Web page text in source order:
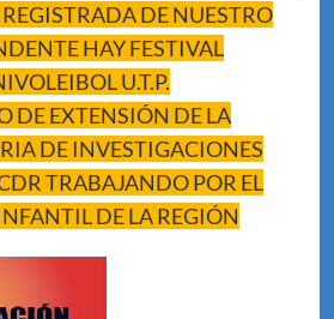
DE NUESTRO
HAY FESTIVAL
U.T.P.
DE EXTENSIÓN DE LA
DE INVESTIGACIONES
TRABAJANDO POR EL
DE LA REGIÓN